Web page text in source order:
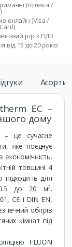
(готівка /
онлайн (Visa /
р/р з ПДВ
від 15 до 20 років
EC –
дому
– це сучасне
яке поєднує
економічність.
товщині 4
для
0.5 до 20 м².
CE і DIN EN,
обігрів
кімнат під
FLUON